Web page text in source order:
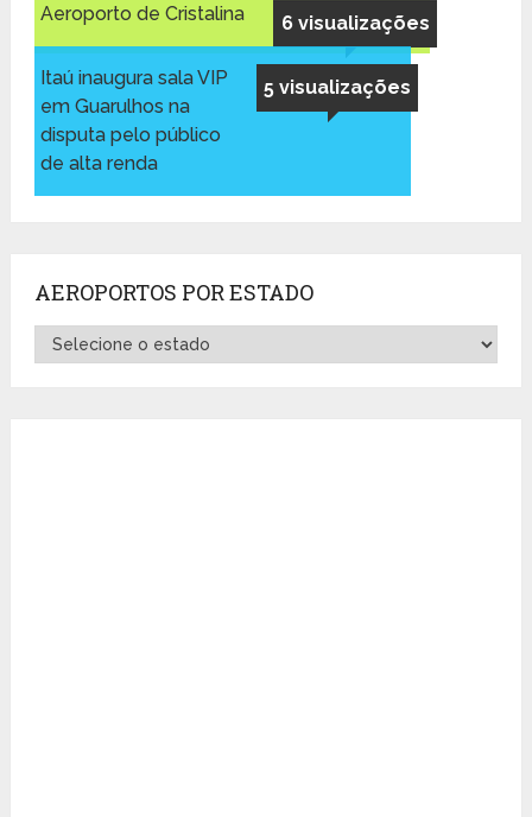
6 visualizações
Aeroporto de Cristalina
5 visualizações
Itaú inaugura sala VIP
em Guarulhos na
disputa pelo público
de alta renda
AEROPORTOS POR ESTADO
Aeroportos
por